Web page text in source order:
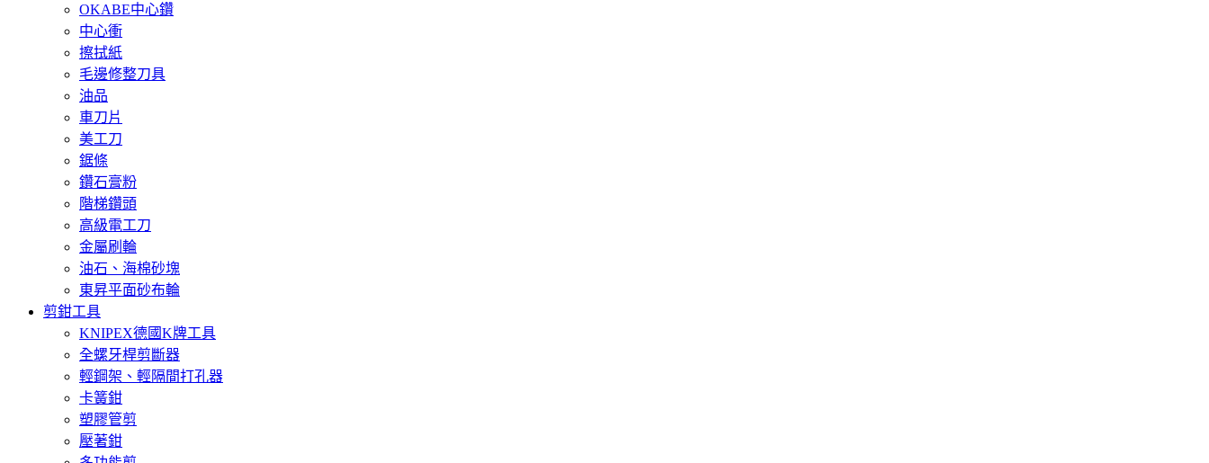
OKABE中心鑽
中心衝
擦拭紙
毛邊修整刀具
油品
車刀片
美工刀
鋸條
鑽石膏粉
階梯鑽頭
高級電工刀
金屬刷輪
油石、海棉砂塊
東昇平面砂布輪
剪鉗工具
KNIPEX德國K牌工具
全螺牙桿剪斷器
輕鋼架、輕隔間打孔器
卡簧鉗
塑膠管剪
壓著鉗